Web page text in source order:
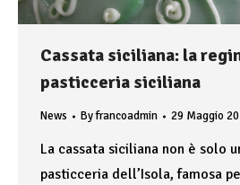
Cassata siciliana: la
pasticceria siciliana
News Byfrancoadmin 29 Maggio
La cassata siciliana non è solo
pasticceria dell’Isola, famosa